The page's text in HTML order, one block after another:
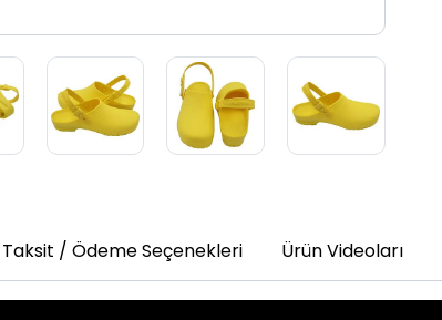
Taksit / Ödeme Seçenekleri Ürün Videoları